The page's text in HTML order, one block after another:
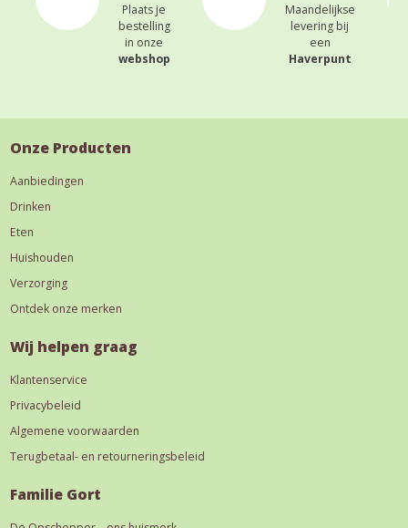
Plaats je
bestelling
in onze
webshop
Maandelijkse
levering bij
een
Haverpunt
Onze Producten
Aanbiedingen
Drinken
Eten
Huishouden
Verzorging
Ontdek onze merken
Wij helpen graag
Klantenservice
Privacybeleid
Algemene voorwaarden
Terugbetaal- en retourneringsbeleid
Familie Gort